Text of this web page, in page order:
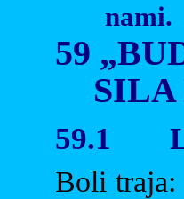
nami.
59
SILA
59.1
Boli traja: